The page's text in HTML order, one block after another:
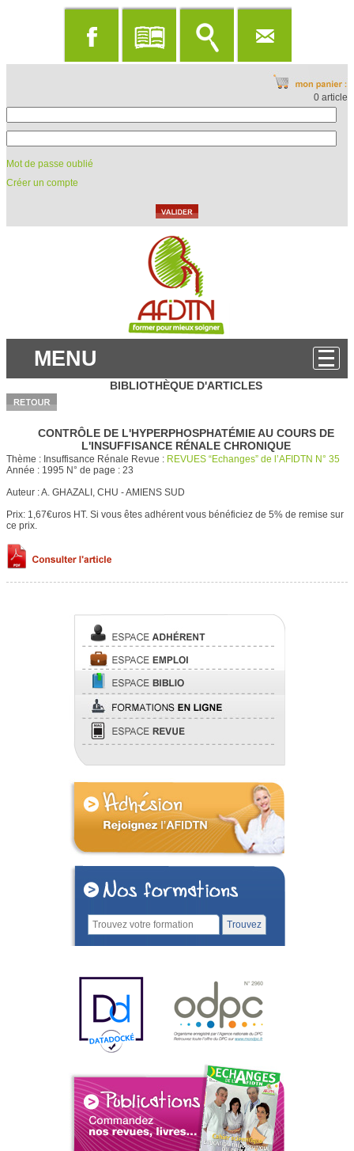
0 article
Mot de passe oublié
Créer un compte
MENU
BIBLIOTHÈQUE D'ARTICLES
CONTRÔLE DE L'HYPERPHOSPHATÉMIE AU COURS DE
L'INSUFFISANCE RÉNALE CHRONIQUE
Thème : Insuffisance Rénale Revue : REVUES “Echanges” de l’AFIDTN N° 35
Année : 1995 N° de page : 23
Auteur :A. GHAZALI, CHU - AMIENS SUD
Prix: 1,67€uros HT. Si vous êtes adhérent vous bénéficiez de 5% de remise sur
ce prix.